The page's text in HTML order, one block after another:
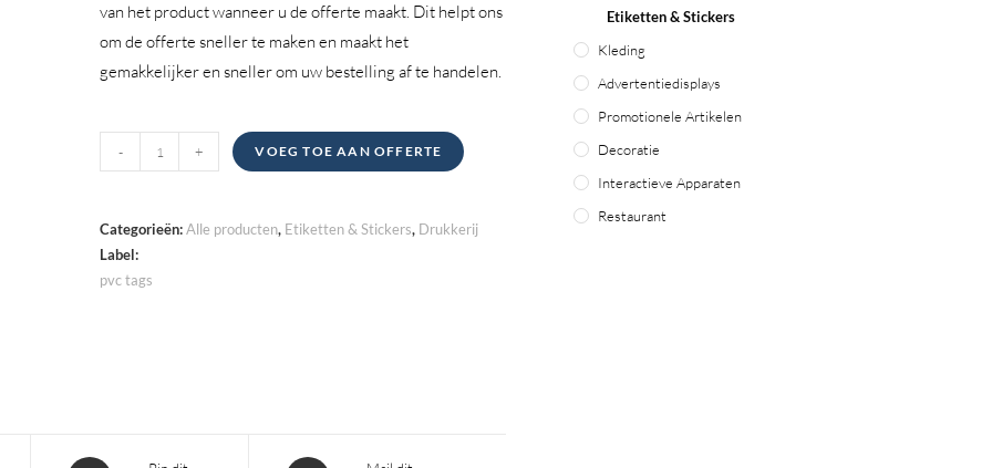
van het product wanneer u de offerte maakt. Dit helpt ons
om de offerte sneller te maken en maakt het
gemakkelijker en sneller om uw bestelling af te handelen.
tags
- + VOEG TOE AAN OFFERTE
Categorieën:Alle producten, Etiketten & Stickers, Drukkerij
Label:
pvc tags
Etiketten & Stickers
Kleding
Advertentiedisplays
Promotionele Artikelen
Decoratie
Interactieve Apparaten
Restaurant